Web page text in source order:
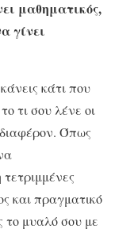
μαθηματικός,
γίνει
κάτι που
τι σου λένε οι
Όπως
τετριμμένες
και πραγματικό
το μυαλό σου με